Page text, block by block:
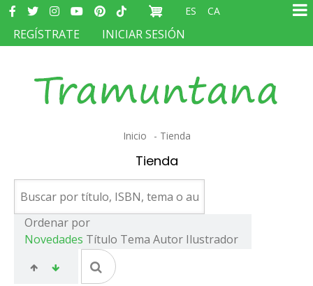
Pasar
contenido
Redes
sociales
ES CA
MENÚ
DEL
D'USUARI
REGÍSTRATE INICIAR SESIÓN
Sobrescribir
de
ayuda
a
la
navegación
Inicio Tienda
Tienda
Ordenar por
Novedades Título Tema Autor Ilustrador